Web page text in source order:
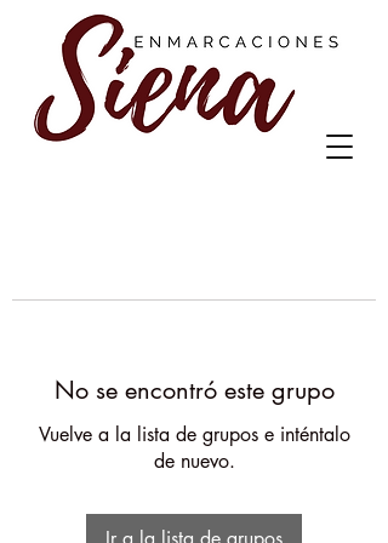
No se encontró este grupo
Vuelve a la lista de grupos e inténtalo
de nuevo.